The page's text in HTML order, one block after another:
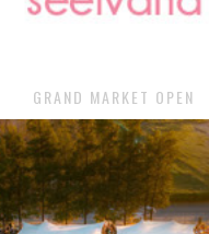
GRAND MARKET OPEN